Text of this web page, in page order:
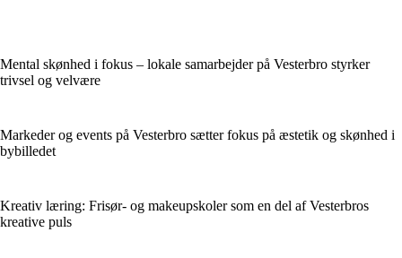
Mental skønhed i fokus – lokale samarbejder på Vesterbro styrker
trivsel og velvære
Markeder og events på Vesterbro sætter fokus på æstetik og skønhed i
bybilledet
Kreativ læring: Frisør- og makeupskoler som en del af Vesterbros
kreative puls